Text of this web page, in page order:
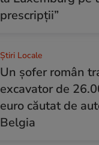
prescripții”
Știri Locale
Un șofer român
excavator de
euro căutat de
Belgia